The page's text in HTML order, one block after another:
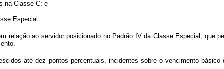
na Classe C; e
Especial.
relação ao servidor posicionado no Padrão IV da Classe Especial, que
até dez pontos percentuais, incidentes sobre o vencimento